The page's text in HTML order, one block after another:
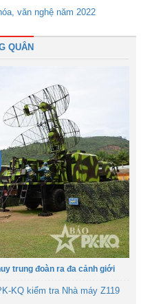
văn nghệ năm 2022
QUÂN
trung đoàn ra đa cảnh giới
KQ kiểm tra Nhà máy Z119